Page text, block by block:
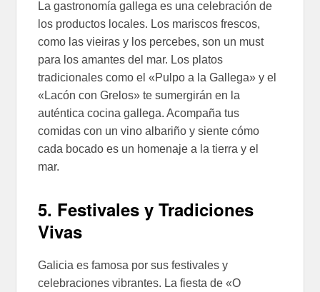
La gastronomía gallega es una celebración de
los productos locales. Los mariscos frescos,
como las vieiras y los percebes, son un must
para los amantes del mar. Los platos
tradicionales como el «Pulpo a la Gallega» y el
«Lacón con Grelos» te sumergirán en la
auténtica cocina gallega. Acompaña tus
comidas con un vino albariño y siente cómo
cada bocado es un homenaje a la tierra y el
mar.
5. Festivales y Tradiciones
Vivas
Galicia es famosa por sus festivales y
celebraciones vibrantes. La fiesta de «O